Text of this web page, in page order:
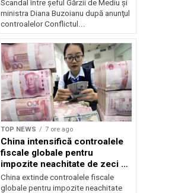
Scandal între şeful Gărzii de Mediu şi
ministra Diana Buzoianu după anunţul
controalelor Conflictul...
TOP NEWS 7 ore ago
China intensifică controalele
fiscale globale pentru
impozite neachitate de zeci de
ani
China extinde controalele fiscale
globale pentru impozite neachitate